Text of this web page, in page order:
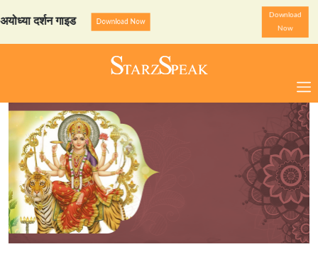
दर्शन गाइड Download Now StarzSpeak
Download
Now